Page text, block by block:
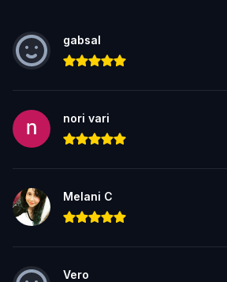
gabsal
nori vari
Melani C
Vero